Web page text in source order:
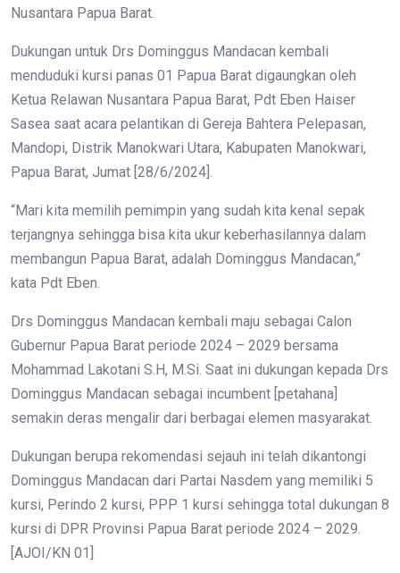
Nusantara Papua Barat.
Dukungan untuk Drs Dominggus Mandacan kembali
menduduki kursi panas 01 Papua Barat digaungkan oleh
Ketua Relawan Nusantara Papua Barat, Pdt Eben Haiser
Sasea saat acara pelantikan di Gereja Bahtera Pelepasan,
Mandopi, Distrik Manokwari Utara, Kabupaten Manokwari,
Papua Barat, Jumat [28/6/2024].
“Mari kita memilih pemimpin yang sudah kita kenal sepak
terjangnya sehingga bisa kita ukur keberhasilannya dalam
membangun Papua Barat, adalah Dominggus Mandacan,”
kata Pdt Eben.
Drs Dominggus Mandacan kembali maju sebagai Calon
Gubernur Papua Barat periode 2024 – 2029 bersama
Mohammad Lakotani S.H, M.Si. Saat ini dukungan kepada Drs
Dominggus Mandacan sebagai incumbent [petahana]
semakin deras mengalir dari berbagai elemen masyarakat.
Dukungan berupa rekomendasi sejauh ini telah dikantongi
Dominggus Mandacan dari Partai Nasdem yang memiliki 5
kursi, Perindo 2 kursi, PPP 1 kursi sehingga total dukungan 8
kursi di DPR Provinsi Papua Barat periode 2024 – 2029.
[AJOI/KN 01]